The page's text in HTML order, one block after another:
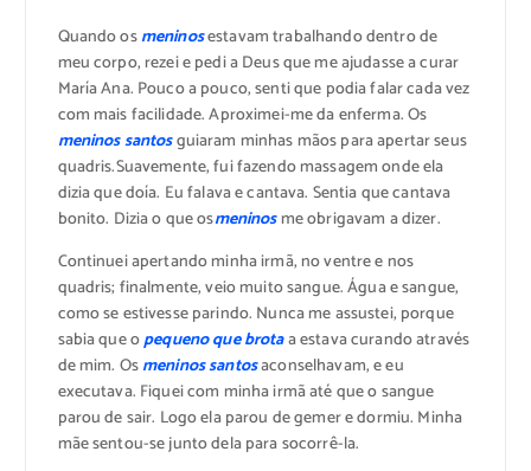
Quando osmeninosestavam trabalhando dentro de
meu corpo, rezei e pedi a Deus que me ajudasse a curar
María Ana. Pouco a pouco, senti que podia falar cada vez
com mais facilidade. Aproximei-me da enferma. Os
meninos santosguiaram minhas mãos para apertar seus
quadris.Suavemente, fui fazendo massagem onde ela
dizia que doía. Eu falava e cantava. Sentia que cantava
bonito. Dizia o que osmeninosme obrigavam a dizer.
Continuei apertando minha irmã, no ventre e nos
quadris; finalmente, veio muito sangue. Água e sangue,
como se estivesse parindo. Nunca me assustei, porque
sabia que opequeno que brotaa estava curando através
de mim. Osmeninos santosaconselhavam, e eu
executava. Fiquei com minha irmã até que o sangue
parou de sair. Logo ela parou de gemer e dormiu. Minha
mãe sentou-se junto dela para socorrê-la.